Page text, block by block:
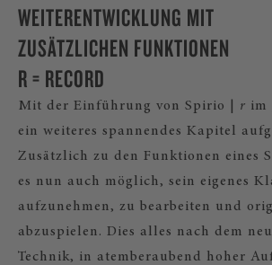
WEITERENTWICKLUNG MIT
ZUSÄTZLICHEN FUNKTIONEN
R = RECORD
Mit der Einführung von Spirio | r im
ein weiteres spannendes Kapitel
Zusätzlich zu den Funktionen eines
es nun auch möglich, sein eigenes
aufzunehmen, zu bearbeiten und
abzuspielen. Dies alles nach dem
Technik, in atemberaubend hoher